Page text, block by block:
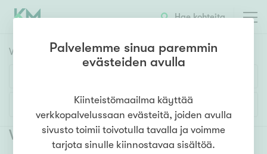
Hae kohteita
Vuokrakohteet
1h 2h 3h 4h 5h+
Lisää hakuehtoja
Vuokrattavat asunnot Kannonkoski
Palvelemme sinua paremmin
evästeiden avulla
Kiinteistömaailma käyttää
verkkopalvelussaan evästeitä, joiden avulla
sivusto toimii toivotulla tavalla ja voimme
tarjota sinulle kiinnostavaa sisältöä.